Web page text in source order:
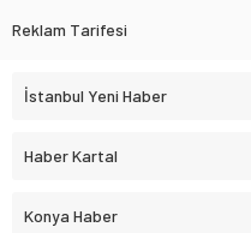
Reklam Tarifesi
İstanbul Yeni Haber
Haber Kartal
Konya Haber